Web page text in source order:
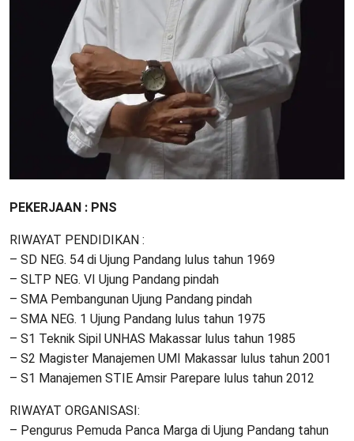
PEKERJAAN : PNS
RIWAYAT PENDIDIKAN :
– SD NEG. 54 di Ujung Pandang lulus tahun 1969
– SLTP NEG. VI Ujung Pandang pindah
– SMA Pembangunan Ujung Pandang pindah
– SMA NEG. 1 Ujung Pandang lulus tahun 1975
– S1 Teknik Sipil UNHAS Makassar lulus tahun 1985
– S2 Magister Manajemen UMI Makassar lulus tahun 2001
– S1 Manajemen STIE Amsir Parepare lulus tahun 2012
RIWAYAT ORGANISASI:
– Pengurus Pemuda Panca Marga di Ujung Pandang tahun